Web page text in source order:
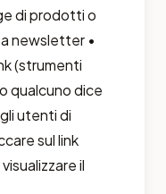
di prodotti o
newsletter •
(strumenti
qualcuno dice
utenti di
sul link
il